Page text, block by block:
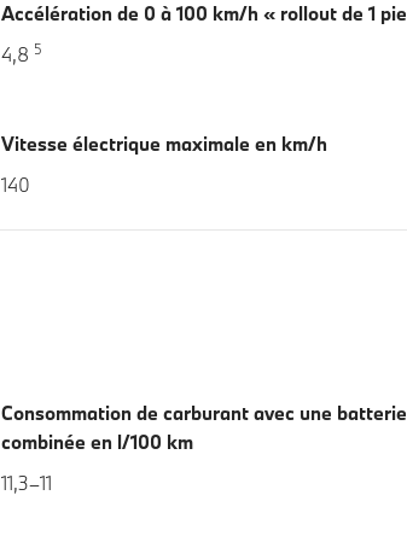
Accélération de 0 à 100 km/h « rollout de 1
4,8 5
Vitesse électrique maximale en km/h
140
Consommation de carburant avec une
combinée en l/100 km
11,3–11